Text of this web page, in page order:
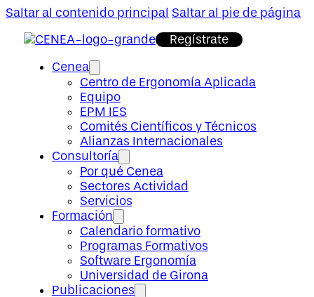
Saltar al contenido principal Saltar al pie de página
Regístrate
Cenea
Centro de Ergonomía Aplicada
Equipo
EPM IES
Comités Científicos y Técnicos
Alianzas Internacionales
Consultoría
Por qué Cenea
Sectores Actividad
Servicios
Formación
Calendario formativo
Programas Formativos
Software Ergonomía
Universidad de Girona
Publicaciones